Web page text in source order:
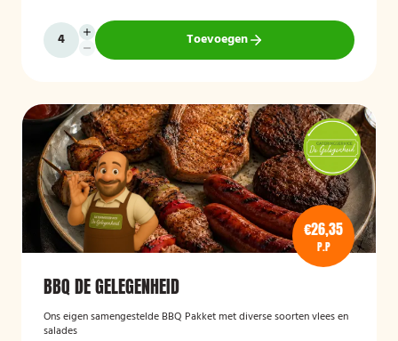
Toevoegen
€26,35
P.P
BBQ DE GELEGENHEID
Ons eigen samengestelde BBQ Pakket met diverse soorten vlees en
salades